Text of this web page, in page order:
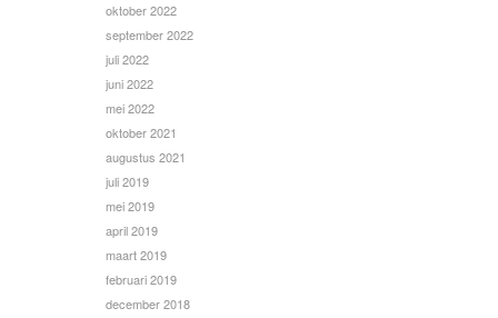
oktober 2022
september 2022
juli 2022
juni 2022
mei 2022
oktober 2021
augustus 2021
juli 2019
mei 2019
april 2019
maart 2019
februari 2019
december 2018